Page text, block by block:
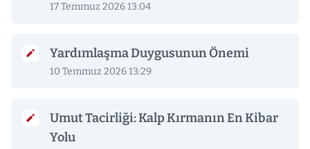
17 Temmuz 2026 13:04
Yardımlaşma Duygusunun Önemi
10 Temmuz 2026 13:29
Umut Tacirliği: Kalp Kırmanın En Kibar
Yolu